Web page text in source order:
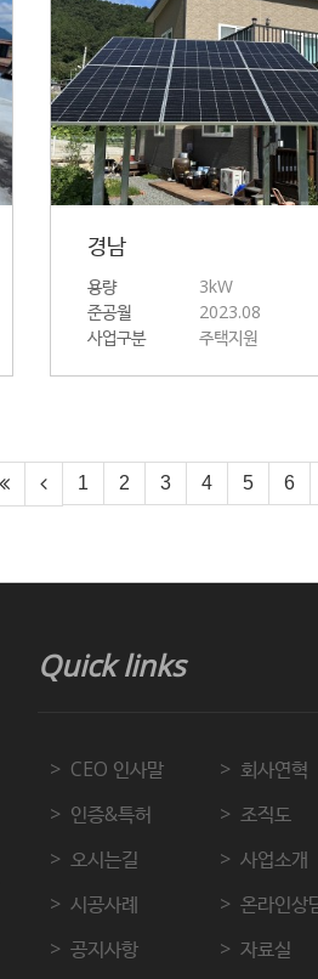
경남
용량
3kW
준공월
2023.08
사업구분
주택지원
1 2 3 4 5 6
Quick links
CEO 인사말
회사연혁
인증&특허
조직도
오시는길
사업소개
시공사례
온라인상
공지사항
자료실